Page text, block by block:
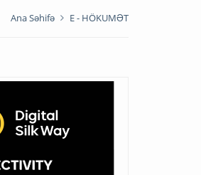
Ana Səhifə E - HÖKUMƏT